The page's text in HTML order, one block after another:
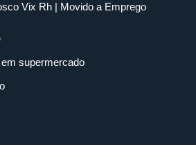
Vix Rh| Movido a Emprego
supermercado